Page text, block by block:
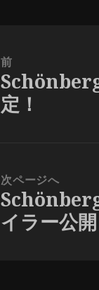
前
前
の
定！
次ページへ
次
の
イラー公開